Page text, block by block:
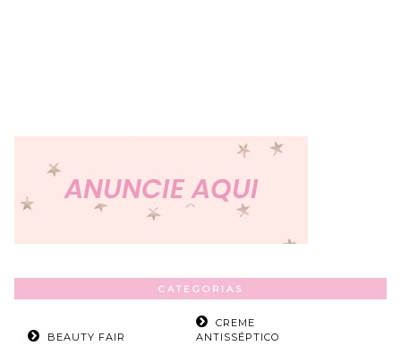
CATEGORIAS
BEAUTY FAIR
CREME
ANTISSÉPTICO